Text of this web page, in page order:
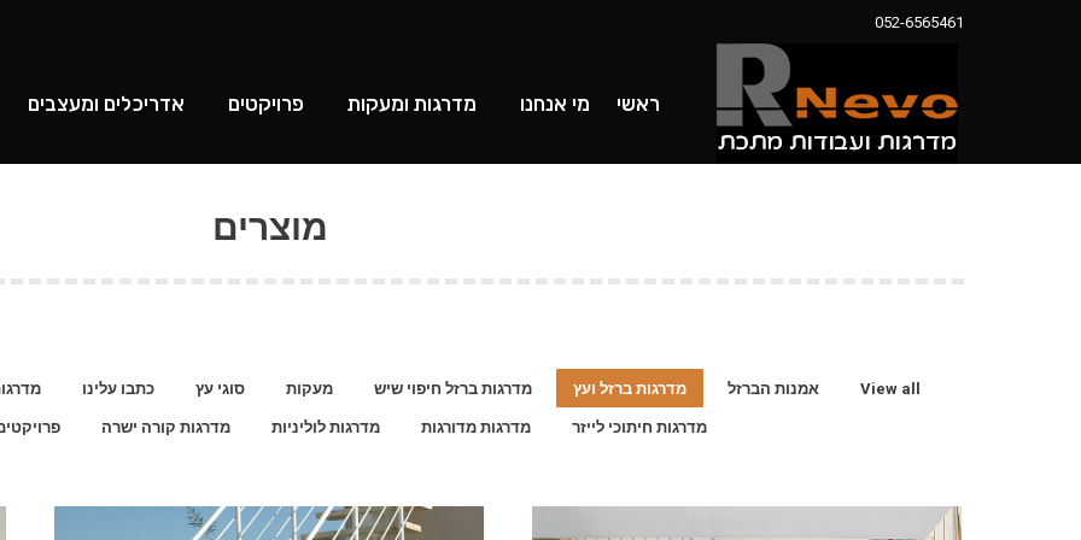
052-6565461
ראשי מי אנחנו מדרגות ומעקות פרויקטים אדריכלים ומעצבים
מוצרים
View all אמנות הברזל מדרגות ברזל ועץ מדרגות ברזל חיפוי שיש מעקות סוגי עץ כתבו עלינו
מדרגות חיתוכי לייזר מדרגות מדורגות מדרגות לוליניות מדרגות קורה ישרה
ראשי